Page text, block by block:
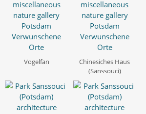
Vogelfan
Chinesiches Haus
(Sanssouci)